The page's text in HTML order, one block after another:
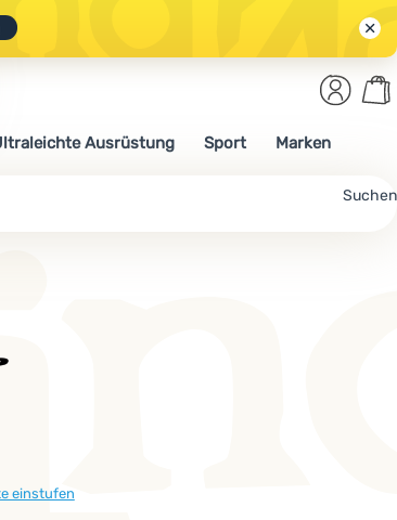
Suchen
Anmelden
Ausrüstung Sport Marken
einstufen